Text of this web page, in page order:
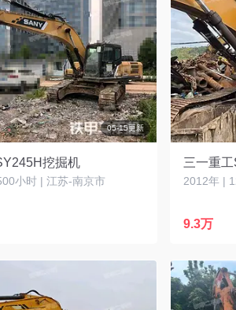
05-15更新
挖掘机
小时 | 江苏-南京市
三一重
2012年 |
9.3万